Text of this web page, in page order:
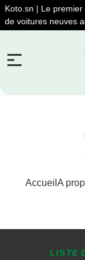
Koto.sn | Le
de voitures neuves
Accueil A
Liste